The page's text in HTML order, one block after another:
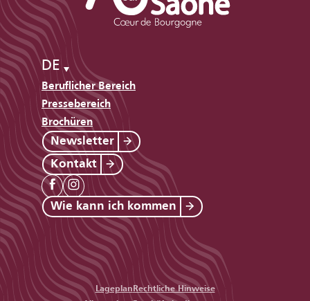
DE
Beruflicher Bereich
Pressebereich
Brochüren
Newsletter
Kontakt
Wie kann ich kommen
Lageplan Rechtliche Hinweise